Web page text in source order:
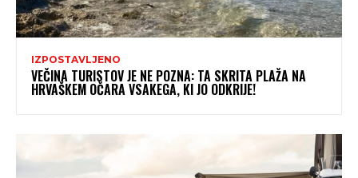
IZPOSTAVLJENO
VEČINA TURISTOV JE NE POZNA: TA SKRITA PLAŽA NA
HRVAŠKEM OČARA VSAKEGA, KI JO ODKRIJE!